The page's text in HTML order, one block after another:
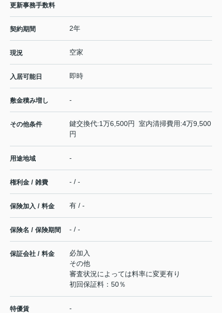
更新事務手数料
契約期間 2年
現況 空家
入居可能日 即時
敷金積み増し -
その他条件
鍵交換代:1万6,500円 室内清掃費用:4万9,500
円
用途地域 -
権利金 / 雑費 - / -
保険加入 / 料金 有 / -
保険名 / 保険期間 - / -
保証会社 / 料金
必加入
その他
審査状況によっては料率に変更有り
初回保証料：50％
特優賃 -